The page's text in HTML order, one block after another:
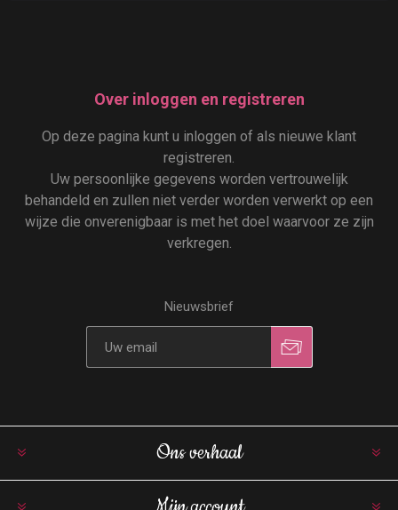
Over inloggen en registreren
Op deze pagina kunt u inloggen of als nieuwe klant
registreren.
Uw persoonlijke gegevens worden vertrouwelijk
behandeld en zullen niet verder worden verwerkt op een
wijze die onverenigbaar is met het doel waarvoor ze zijn
verkregen.
Nieuwsbrief
Ons verhaal